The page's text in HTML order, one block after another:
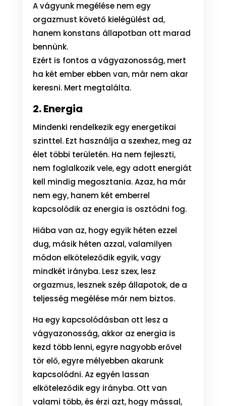
A vágyunk megélése nem egy
orgazmust követő kielégülést ad,
hanem konstans állapotban ott marad
bennünk.
Ezért is fontos a vágyazonosság, mert
ha két ember ebben van, már nem akar
keresni. Mert megtalálta.
2. Energia
Mindenki rendelkezik egy energetikai
szinttel. Ezt használja a szexhez, meg az
élet többi területén. Ha nem fejleszti,
nem foglalkozik vele, egy adott energiát
kell mindig megosztania. Azaz, ha már
nem egy, hanem két emberrel
kapcsolódik az energia is osztódni fog.
Hiába van az, hogy egyik héten ezzel
dug, másik héten azzal, valamilyen
módon elköteleződik egyik, vagy
mindkét irányba. Lesz szex, lesz
orgazmus, lesznek szép állapotok, de a
teljesség megélése már nem biztos.
Ha egy kapcsolódásban ott lesz a
vágyazonosság, akkor az energia is
kezd több lenni, egyre nagyobb erővel
tör elő, egyre mélyebben akarunk
kapcsolódni. Az egyén lassan
elköteleződik egy irányba. Ott van
valami több, és érzi azt, hogy mással,